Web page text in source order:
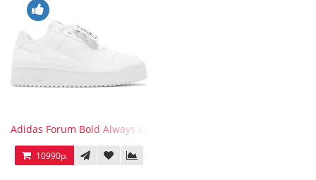
Adidas Forum Bold Always Original
10990р.